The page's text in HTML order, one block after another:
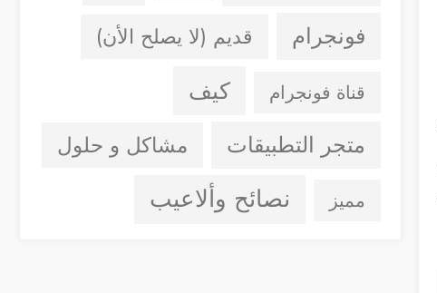
فونجرام قديم (لا يصلح الأن)
قناة فونجرام كيف
متجر التطبيقات مشاكل و حلول
مميز نصائح وألاعيب